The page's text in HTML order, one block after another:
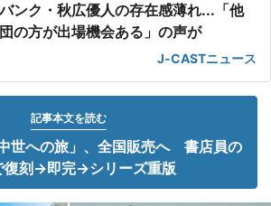
バンク・秋広優人の存在感薄れ...「他
の方が出場機会ある」の声が
J-CASTニュース
記事本文を読む
世への旅」、全国販売へ 書店員の
復刻→即完→シリーズ重版